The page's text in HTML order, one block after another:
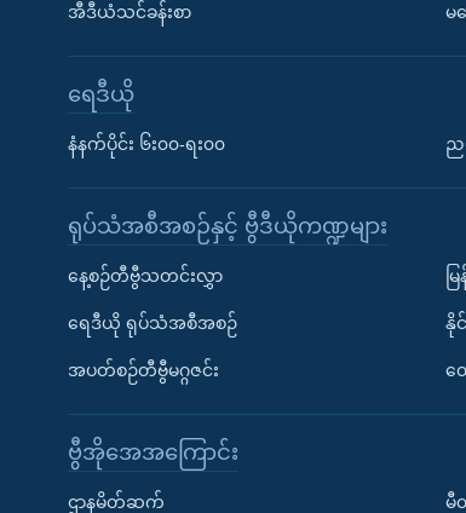
အီဒီယံသင်ခန်းစာ မ
ရေဒီယို
နံနက်ပိုင်း ၆း၀၀-ရး၀၀ ည
ရုပ်သံအစီအစဉ်နှင့် ဗွီဒီယိုကဏ္ဍများ
နေ့စဉ်တီဗွီသတင်းလွှာ
ရေဒီယို ရုပ်သံအစီအစဉ်
အပတ်စဉ်တီဗွီမဂ္ဂဇင်း
မ
နို
တွ
ဗွီအိုအေအကြောင်း
ဌာနမိတ်ဆက် မီ